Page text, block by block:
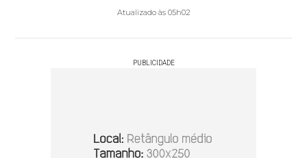
Atualizado às 05h02
PUBLICIDADE